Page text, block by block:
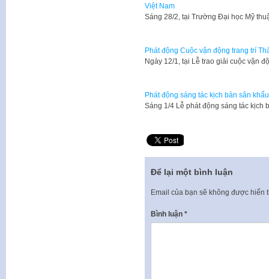
Việt Nam
Sáng 28/2, tại Trường Đại học Mỹ
Phát động Cuộc vận động trang trí
Ngày 12/1, tại Lễ trao giải cuộc vận
Phát động sáng tác kịch bản sân
Sáng 1/4 Lễ phát động sáng tác
Để lại một bình luận
Email của bạn sẽ không được hiển
Bình luận *